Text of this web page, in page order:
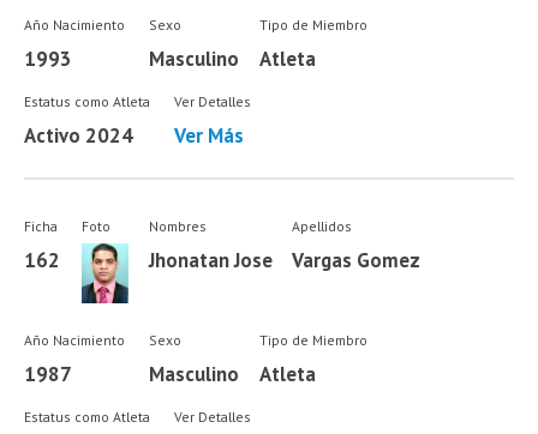
Año Nacimiento
1993
Sexo
Masculino
Tipo de Miembro
Atleta
Estatus como Atleta
Activo 2024
Ver Detalles
Ver Más
Ficha
162
Foto Nombres
Jhonatan Jose
Apellidos
Vargas Gomez
Año Nacimiento
1987
Sexo
Masculino
Tipo de Miembro
Atleta
Estatus como Atleta Ver Detalles